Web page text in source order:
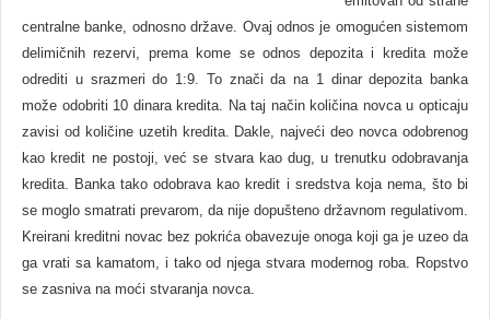
centralne banke, odnosno države. Ovaj odnos je omogućen sistemom
delimičnih rezervi, prema kome se odnos depozita i kredita može
odrediti u srazmeri do 1:9. To znači da na 1 dinar depozita banka
može odobriti 10 dinara kredita. Na taj način količina novca u opticaju
zavisi od količine uzetih kredita. Dakle, najveći deo novca odobrenog
kao kredit ne postoji, već se stvara kao dug, u trenutku odobravanja
kredita. Banka tako odobrava kao kredit i sredstva koja nema, što bi
se moglo smatrati prevarom, da nije dopušteno državnom regulativom.
Kreirani kreditni novac bez pokrića obavezuje onoga koji ga je uzeo da
ga vrati sa kamatom, i tako od njega stvara modernog roba. Ropstvo
se zasniva na moći stvaranja novca.